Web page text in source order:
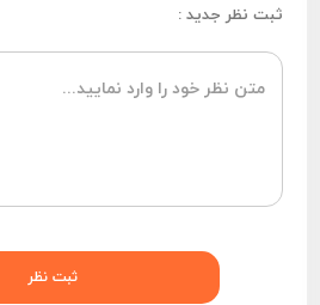
ثبت نظر جدید :